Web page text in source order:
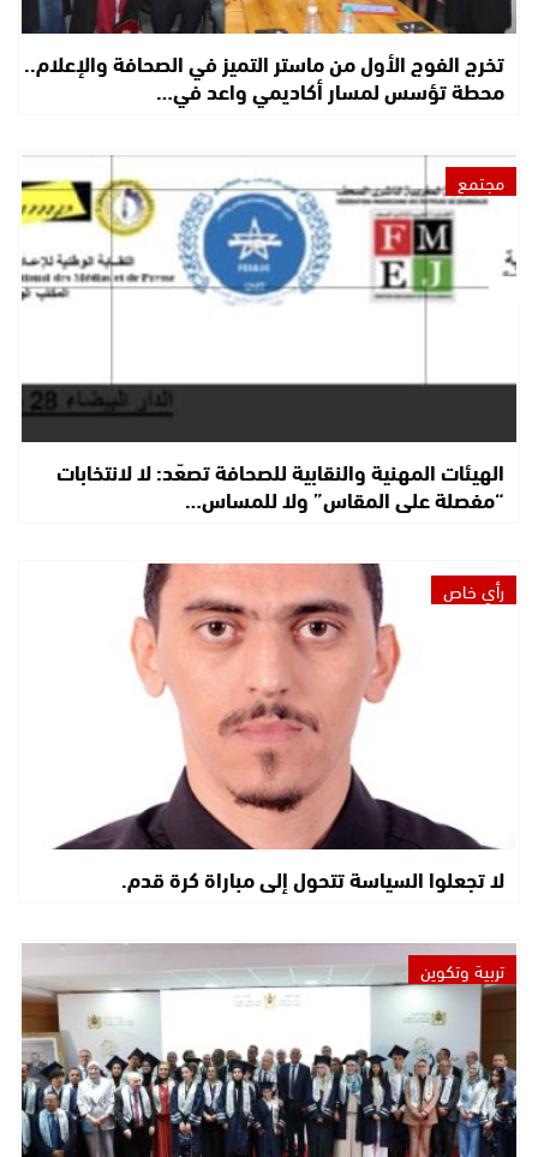
تخرج الفوج الأول من ماستر التميز في الصحافة والإعلام..
محطة تؤسس لمسار أكاديمي واعد في…
مجتمع
الهيئات المهنية والنقابية للصحافة تصعّد: لا لانتخابات
“مفصلة على المقاس” ولا للمساس…
رأي خاص
لا تجعلوا السياسة تتحول إلى مباراة كرة قدم.
تربية وتكوين